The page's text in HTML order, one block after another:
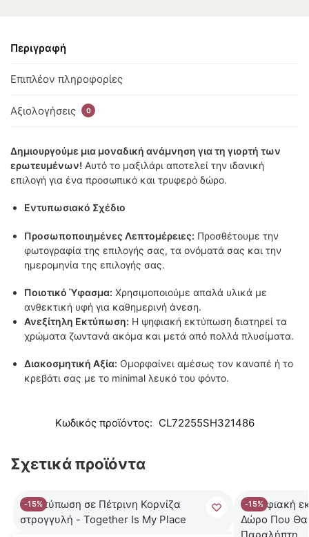
Περιγραφή
Επιπλέον πληροφορίες
Αξιολογήσεις 0
Δημιουργούμε μια μοναδική ανάμνηση για τη γιορτή των
ερωτευμένων! Αυτό το μαξιλάρι αποτελεί την ιδανική
επιλογή για ένα προσωπικό και τρυφερό δώρο.
Εντυπωσιακό Σχέδιο
Προσωποποιημένες Λεπτομέρειες: Προσθέτουμε την
φωτογραφία της επιλογής σας, τα ονόματά σας και την
ημερομηνία της επιλογής σας.
Ποιοτικό Ύφασμα: Χρησιμοποιούμε απαλά υλικά με
ανθεκτική υφή για καθημερινή άνεση.
Ανεξίτηλη Εκτύπωση: Η ψηφιακή εκτύπωση διατηρεί τα
χρώματα ζωντανά ακόμα και μετά από πολλά πλυσίματα.
Διακοσμητική Αξία: Ομορφαίνει αμέσως τον καναπέ ή το
κρεβάτι σας με το minimal λευκό του φόντο.
Κωδικός προϊόντος: CL72255SH321486
Σχετικά προϊόντα
-15% -15%